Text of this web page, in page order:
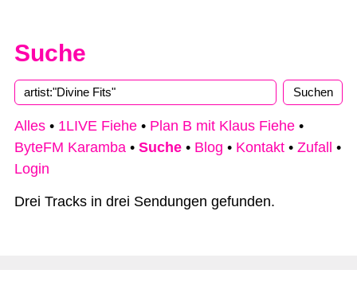
Suche
Alles • 1LIVE Fiehe • Plan B mit Klaus Fiehe •
ByteFM Karamba • Suche • Blog • Kontakt • Zufall
•
Login
Drei Tracks in drei Sendungen gefunden.